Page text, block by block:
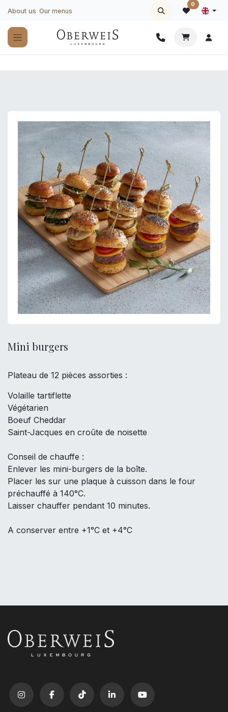
About us Our menus
0
Mini burgers
Plateau de 12 pièces assorties :
Volaille tartiflette
Végétarien
Boeuf Cheddar
Saint-Jacques en croûte de noisette
Conseil de chauffe :
Enlever les mini-burgers de la boîte.
Placer les sur une plaque à cuisson dans le four
préchauffé à 140°C.
Laisser chauffer pendant 10 minutes.
A conserver entre +1°C et +4°C